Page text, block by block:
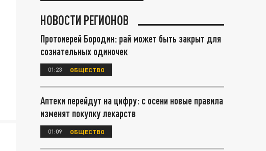
НОВОСТИ РЕГИОНОВ
Протоиерей Бородин: рай может быть закрыт для
сознательных одиночек
01:23 ОБЩЕСТВО
Аптеки перейдут на цифру: с осени новые правила
изменят покупку лекарств
01:09 ОБЩЕСТВО